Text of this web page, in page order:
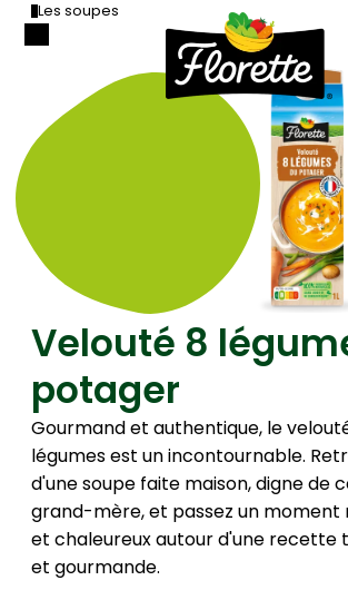
Les soupes
Velouté 8
potager
Gourmand et authentique, le
légumes est un incontournable.
d'une soupe faite maison, digne de
grand-mère, et passez un
et chaleureux autour d'une recette
et gourmande.